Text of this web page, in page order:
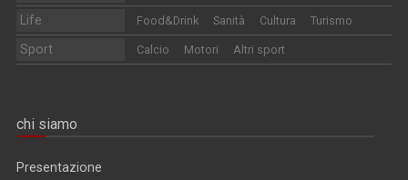
Life Food&Drink Sanità Cultura Turismo
Sport Calcio Motori Altri sport
chi siamo
Presentazione